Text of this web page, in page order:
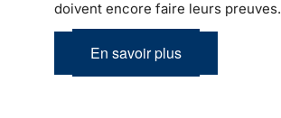
doivent encore faire leurs preuves.
En savoir plus